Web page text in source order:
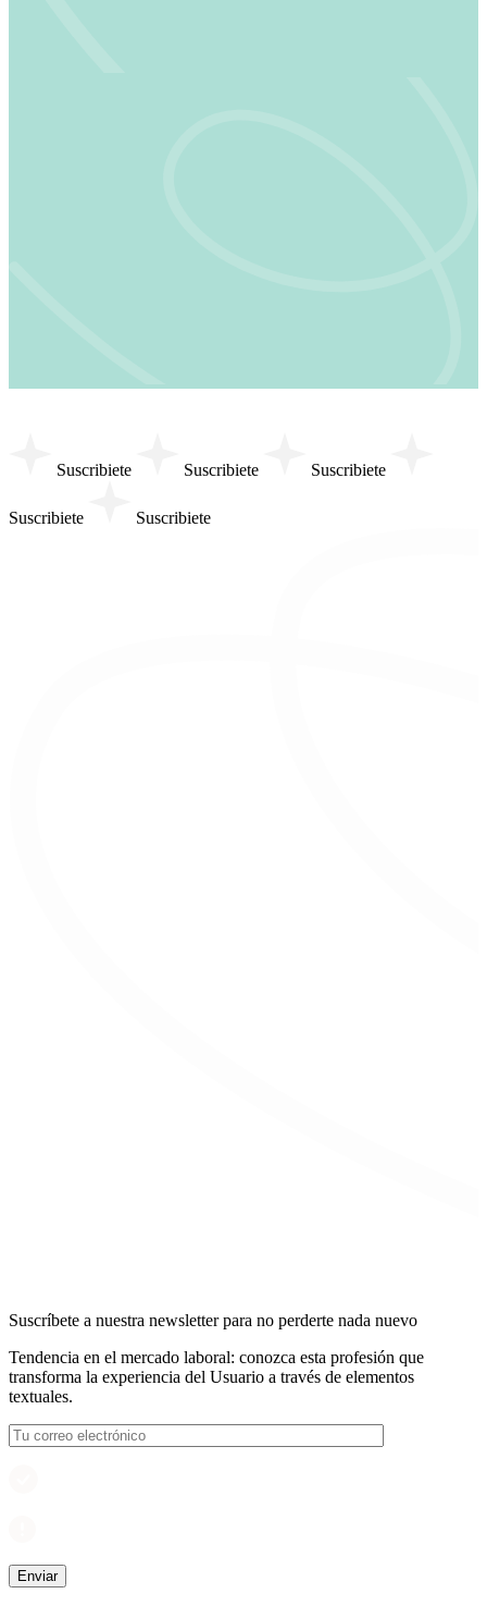
Suscribiete Suscribiete Suscribiete
Suscribiete Suscribiete
Suscríbete a nuestra newsletter para no perderte nada nuevo
Tendencia en el mercado laboral: conozca esta profesión que
transforma la experiencia del Usuario a través de elementos
textuales.